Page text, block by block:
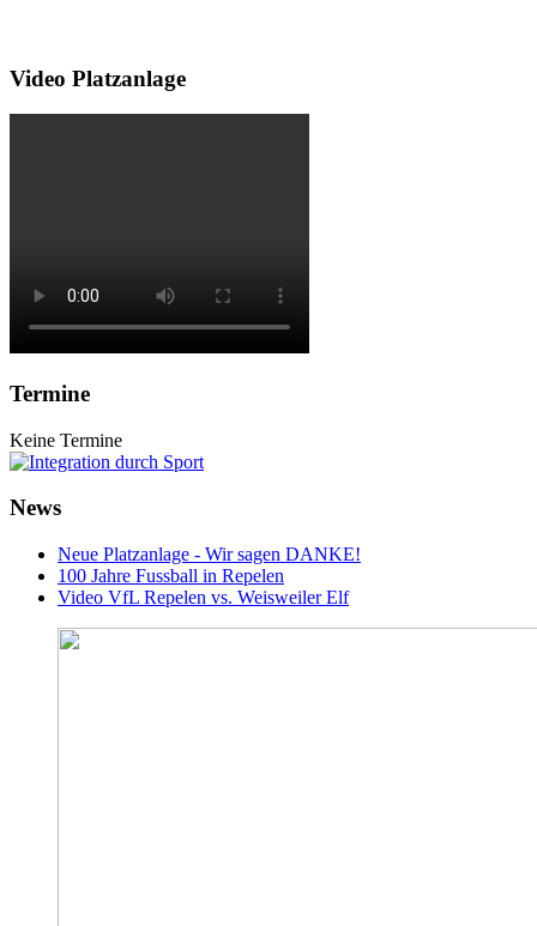
Video Platzanlage
Termine
Keine Termine
News
Neue Platzanlage - Wir sagen DANKE!
100 Jahre Fussball in Repelen
Video VfL Repelen vs. Weisweiler Elf